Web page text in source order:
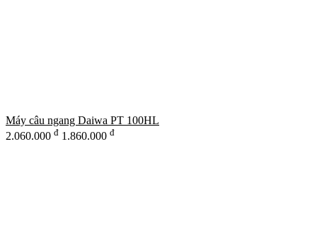
Máy câu ngang Daiwa PT 100HL
2.060.000 đ 1.860.000 đ